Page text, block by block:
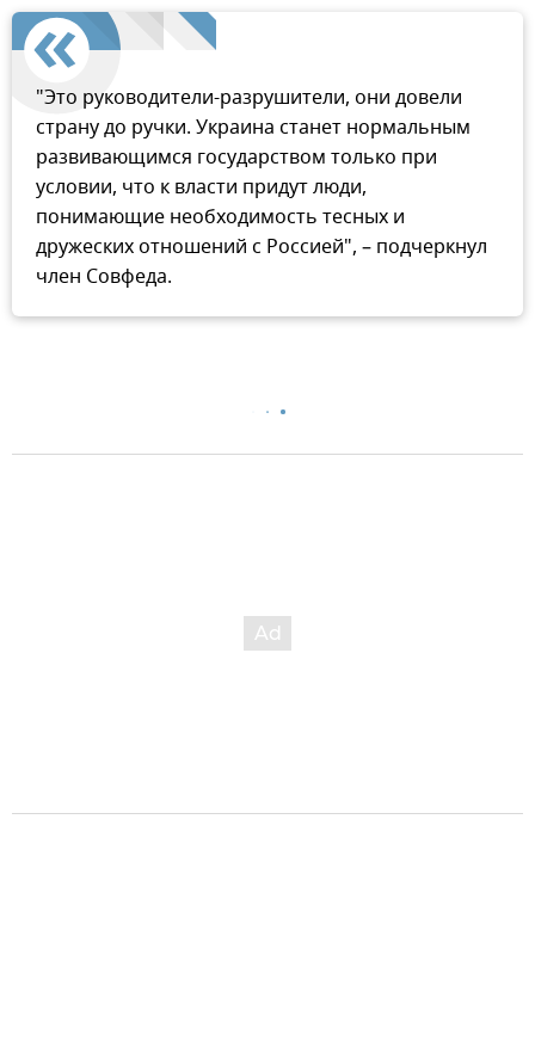
"Это руководители-разрушители, они довели
страну до ручки. Украина станет нормальным
развивающимся государством только при
условии, что к власти придут люди,
понимающие необходимость тесных и
дружеских отношений с Россией", – подчеркнул
член Совфеда.